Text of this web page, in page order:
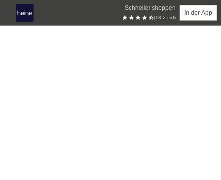
Schneller shoppen
(13.2 tsd)
in der App